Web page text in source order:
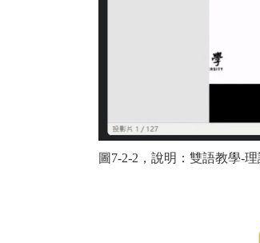
圖7-2-2，說明： 雙語教學-